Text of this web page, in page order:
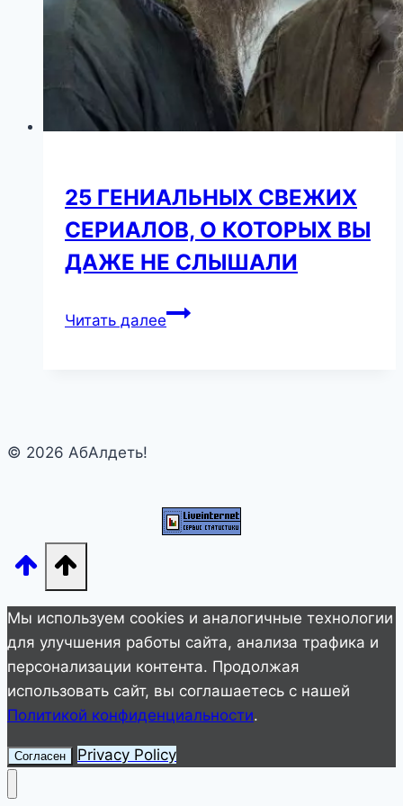
25 ГЕНИАЛЬНЫХ СВЕЖИХ
СЕРИАЛОВ, О КОТОРЫХ ВЫ
ДАЖЕ НЕ СЛЫШАЛИ
Читать далее25
НЕ
СЛЫШАЛИ
© 2026 АбАлдеть!
Мы используем cookies и аналогичные технологии
для улучшения работы сайта, анализа трафика и
персонализации контента. Продолжая
использовать сайт, вы соглашаетесь с нашей
Политикой конфиденциальности.
Согласен Privacy Policy